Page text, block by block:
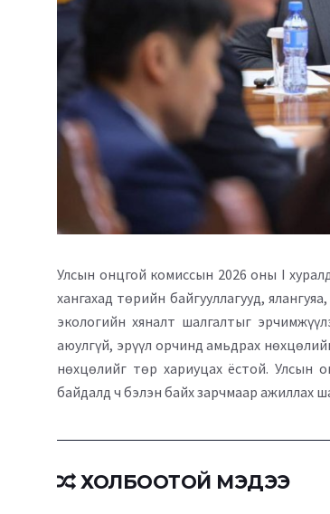
Улсын онцгой комиссын 2026 оны I
хангахад төрийн байгууллагууд,
экологийн хяналт шалгалтыг
аюулгүй, эрүүл орчинд амьдрах
нөхцөлийг төр хариуцах ёстой. Улсын
байдалд ч бэлэн байх зарчмаар ажиллах
ХОЛБООТОЙ МЭДЭЭ